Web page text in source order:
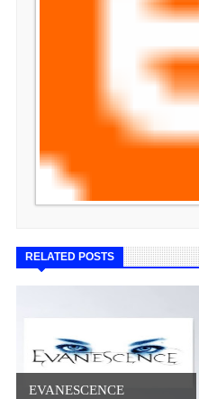
RELATED POSTS
EVANESCENCE